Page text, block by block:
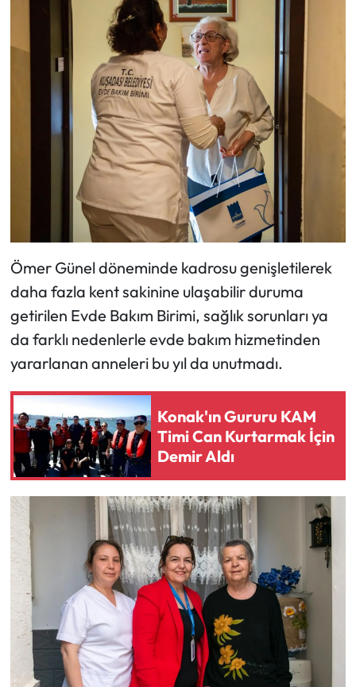
Ömer Günel döneminde kadrosu genişletilerek
daha fazla kent sakinine ulaşabilir duruma
getirilen Evde Bakım Birimi, sağlık sorunları ya
da farklı nedenlerle evde bakım hizmetinden
yararlanan anneleri bu yıl da unutmadı.
Konak'ın Gururu KAM
Timi Can Kurtarmak İçin
Demir Aldı